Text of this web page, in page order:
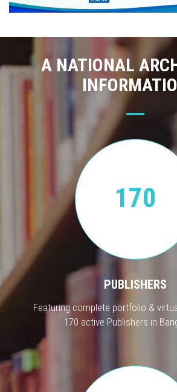
A NATIONAL
170
PUBLISHERS
Featuring complete portfolio &
170 active Publishers in